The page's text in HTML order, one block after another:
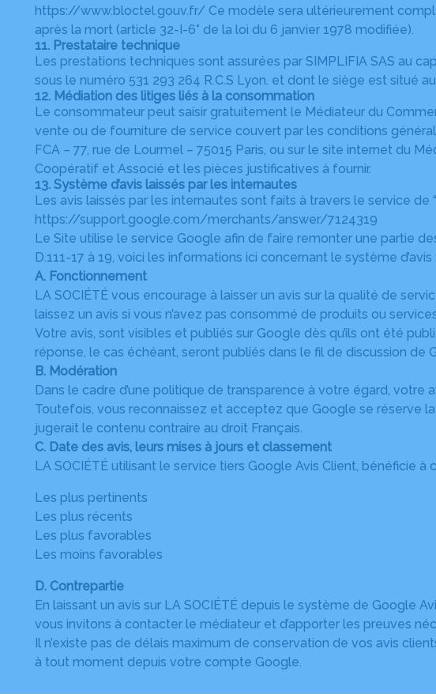
https://www.bloctel.gouv.fr/ Ce modèle sera ultérieurement
après la mort (article 32-I-6° de la loi du 6 janvier 1978 modifiée).
11. Prestataire technique
Les prestations techniques sont assurées par SIMPLIFIA SAS au
sous le numéro 531 293 264 R.C.S Lyon. et dont le siège est situé
12. Médiation des litiges liés à la consommation
Le consommateur peut saisir gratuitement le Médiateur du
vente ou de fourniture de service couvert par les conditions
FCA – 77, rue de Lourmel – 75015 Paris, ou sur le site internet du
Coopératif et Associé et les pièces justificatives à fournir.
13. Système d’avis laissés par les internautes
Les avis laissés par les internautes sont faits à travers le service de
https://support.google.com/merchants/answer/7124319
Le Site utilise le service Google afin de faire remonter une partie
D.111-17 à 19, voici les informations ici concernant le système d’avis :
A. Fonctionnement
LA SOCIÉTÉ vous encourage à laisser un avis sur la qualité de
laissez un avis si vous n’avez pas consommé de produits ou
Votre avis, sont visibles et publiés sur Google dès qu’ils ont été
réponse, le cas échéant, seront publiés dans le fil de discussion de
B. Modération
Dans le cadre d’une politique de transparence à votre égard, votre
Toutefois, vous reconnaissez et acceptez que Google se réserve
jugerait le contenu contraire au droit Français.
C. Date des avis, leurs mises à jours et classement
LA SOCIÉTÉ utilisant le service tiers Google Avis Client, bénéficie
Les plus pertinents
Les plus récents
Les plus favorables
Les moins favorables
D. Contrepartie
En laissant un avis sur LA SOCIÉTÉ depuis le système de Google
vous invitons à contacter le médiateur et d’apporter les preuves
Il n’existe pas de délais maximum de conservation de vos avis
à tout moment depuis votre compte Google.